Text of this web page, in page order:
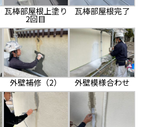
瓦棒部屋根上塗り
2回目
瓦棒部屋根完了
外壁補修（2） 外壁模様合わせ